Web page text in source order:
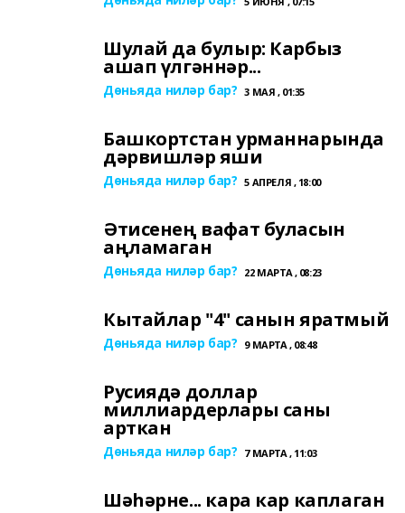
Шулай да булыр: Карбыз
ашап үлгәннәр...
Дөньяда ниләр бар? 3 МАЯ , 01:35
Башкортстан урманнарында
дәрвишләр яши
Дөньяда ниләр бар? 5 АПРЕЛЯ , 18:00
Әтисенең вафат буласын
аңламаган
Дөньяда ниләр бар? 22 МАРТА , 08:23
Кытайлар "4" санын яратмый
Дөньяда ниләр бар? 9 МАРТА , 08:48
Русиядә доллар
миллиардерлары саны
арткан
Дөньяда ниләр бар? 7 МАРТА , 11:03
Шәһәрне... кара кар каплаган